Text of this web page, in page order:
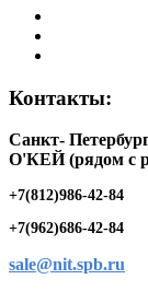
Контакты:
Санкт-
O'КЕЙ (рядом с
+7(812)986-42-84
+7(962)686-42-84
sale@nit.spb.ru